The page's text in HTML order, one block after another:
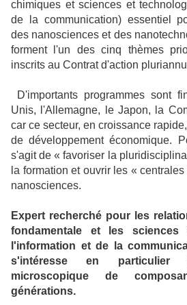
chimiques et sciences et
de la communication) essentiel
des nanosciences et des
forment l'un des cinq thèmes
inscrits au Contrat d'action
D'importants programmes sont
Unis, l'Allemagne, le Japon, la
car ce secteur, en croissance
de développement économique.
s'agit de « favoriser la
la formation et ouvrir les «
nanosciences.
Expert recherché pour les
fondamentale et les
l'information et de la
s'intéresse en
microscopique de
générations.